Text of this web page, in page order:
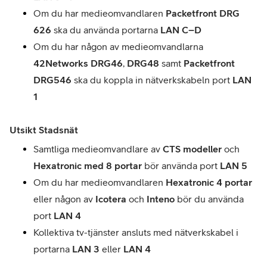
Om du har medieomvandlaren Packetfront DRG
626 ska du använda portarna LAN C–D
42Networks DRG46, DRG48 samt Packetfront
DRG546 ska du koppla in nätverkskabeln port LAN
1
Utsikt Stadsnät
Samtliga medieomvandlare av CTS modeller
Hexatronic med 8 portar bör använda port LAN 5
Om du har medieomvandlaren
eller någon av Icotera och Inteno bör du använda
port LAN 4
Kollektiva tv-tjänster ansluts med nätverkskabel i
portarna LAN 3 eller LAN 4